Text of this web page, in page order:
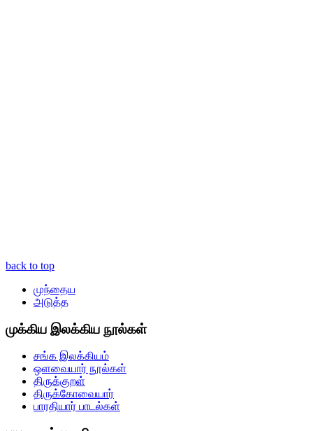
back to top
முந்தைய
அடுத்த
முக்கிய இலக்கிய நூல்கள்
சங்க இலக்கியம்
ஒளவையார் நூல்கள்
திருக்குறள்
திருக்கோவையார்
பாரதியார் பாடல்கள்